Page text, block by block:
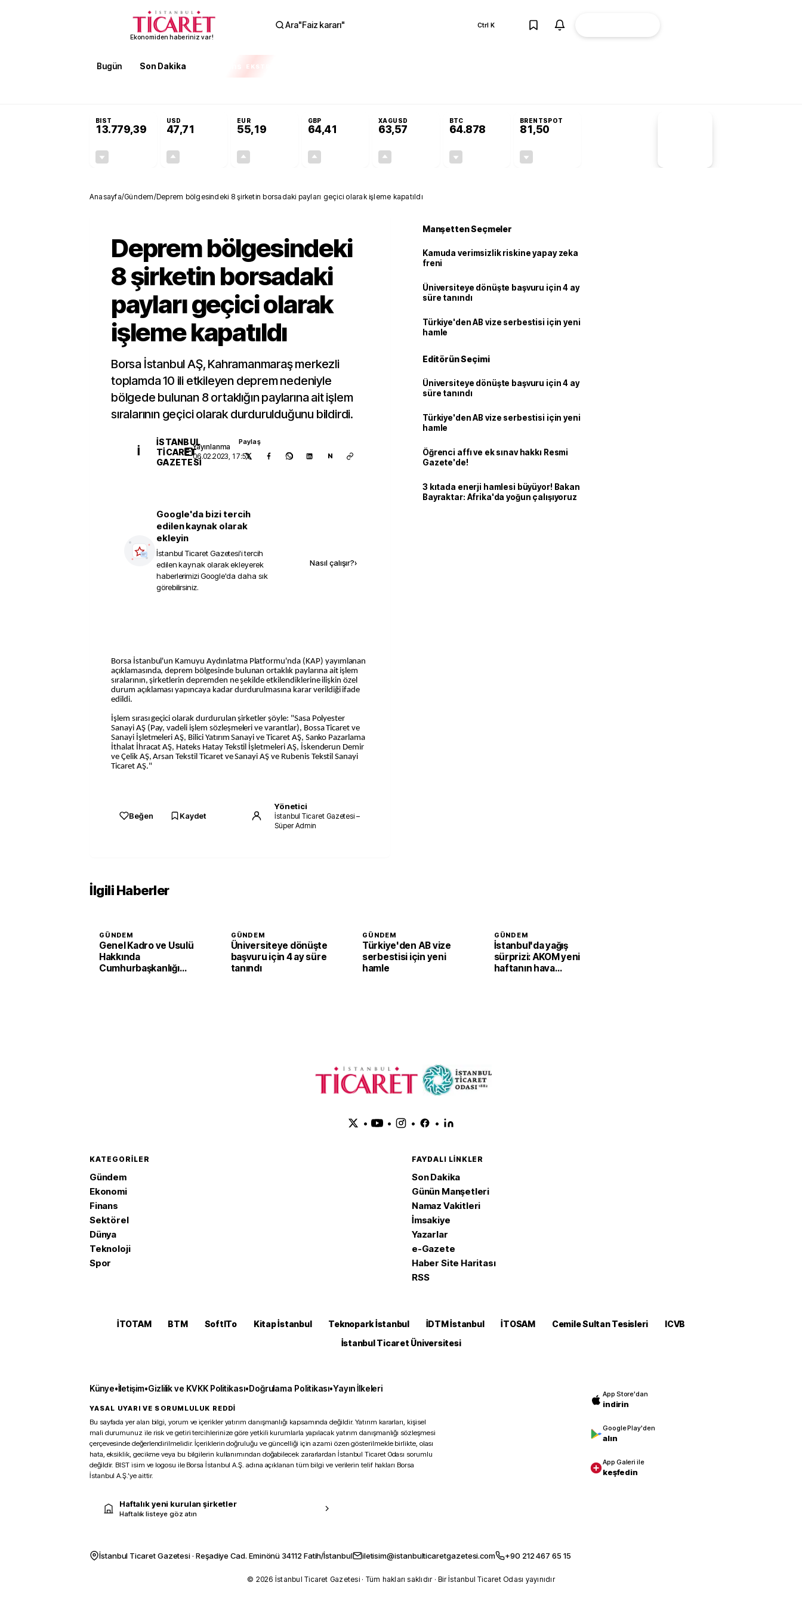
Ekonomiden haberiniz var!
Ara"Faiz kararı" Ctrl K
Bugün Son Dakika EKSTRA
BIST
13.779,39
USD
47,71
EUR
55,19
GBP
64,41
XAGUSD
63,57
BTC
64.878
BRENTSPOT
81,50
Anasayfa/Gündem/Deprem bölgesindeki 8 şirketin borsadaki payları geçici olarak işleme kapatıldı
Deprem bölgesindeki
8 şirketin borsadaki
payları geçici olarak
işleme kapatıldı
Borsa İstanbul AŞ, Kahramanmaraş merkezli
toplamda 10 ili etkileyen deprem nedeniyle
bölgede bulunan 8 ortaklığın paylarına ait işlem
sıralarının geçici olarak durdurulduğunu bildirdi.
İ
İSTANBUL
TICARET
GAZETESI
Yayınlanma
06.02.2023, 17:51
Paylaş
N
Google'da bizi tercih
edilen kaynak olarak
ekleyin
İstanbul Ticaret Gazetesi'i tercih
edilen kaynak olarak ekleyerek
haberlerimizi Google'da daha sık
görebilirsiniz.
Nasıl çalışır?›
Borsa İstanbul'un Kamuyu Aydınlatma Platformu'nda (KAP) yayımlanan
açıklamasında, deprem bölgesinde bulunan ortaklık paylarına ait işlem
sıralarının, şirketlerin depremden ne şekilde etkilendiklerine ilişkin özel
durum açıklaması yapıncaya kadar durdurulmasına karar verildiği ifade
edildi.
İşlem sırası geçici olarak durdurulan şirketler şöyle: "Sasa Polyester
Sanayi AŞ (Pay, vadeli işlem sözleşmeleri ve varantlar), Bossa Ticaret ve
Sanayi İşletmeleri AŞ, Bilici Yatırım Sanayi ve Ticaret AŞ, Sanko Pazarlama
İthalat İhracat AŞ, Hateks Hatay Tekstil İşletmeleri AŞ, İskenderun Demir
ve Çelik AŞ, Arsan Tekstil Ticaret ve Sanayi AŞ ve Rubenis Tekstil Sanayi
Ticaret AŞ."
Beğen Kaydet
Yönetici
İstanbul Ticaret Gazetesi –
Süper Admin
Manşetten Seçmeler
Kamuda verimsizlik riskine yapay zeka
freni
Üniversiteye dönüşte başvuru için 4 ay
süre tanındı
Türkiye'den AB vize serbestisi için yeni
hamle
Editörün Seçimi
Üniversiteye dönüşte başvuru için 4 ay
süre tanındı
Türkiye'den AB vize serbestisi için yeni
hamle
Öğrenci affı ve ek sınav hakkı Resmi
Gazete'de!
3 kıtada enerji hamlesi büyüyor! Bakan
Bayraktar: Afrika'da yoğun çalışıyoruz
İlgili Haberler
GÜNDEM
Genel Kadro ve Usulü
Hakkında
Cumhurbaşkanlığı
GÜNDEM
Üniversiteye dönüşte
başvuru için 4 ay süre
tanındı
GÜNDEM
Türkiye'den AB vize
serbestisi için yeni
hamle
GÜNDEM
İstanbul'da yağış
sürprizi: AKOM yeni
haftanın hava
• • • •
KATEGORILER
Gündem
Ekonomi
Finans
Sektörel
Dünya
Teknoloji
Spor
FAYDALI LINKLER
Son Dakika
Günün Manşetleri
Namaz Vakitleri
İmsakiye
Yazarlar
e-Gazete
Haber Site Haritası
RSS
İTOTAM BTM SoftITo Kitap İstanbul Teknopark İstanbul İDTM İstanbul İTOSAM Cemile Sultan Tesisleri
ICVB
İstanbul Ticaret Üniversitesi
Künye•İletişim•Gizlilik ve KVKK Politikası•Doğrulama Politikası•Yayın İlkeleri
YASAL UYARI VE SORUMLULUK REDDİ
Bu sayfada yer alan bilgi, yorum ve içerikler yatırım danışmanlığı kapsamında değildir. Yatırım kararları, kişisel
mali durumunuz ile risk ve getiri tercihlerinize göre yetkili kurumlarla yapılacak yatırım danışmanlığı sözleşmesi
çerçevesinde değerlendirilmelidir. İçeriklerin doğruluğu ve güncelliği için azami özen gösterilmekle birlikte, olası
hata, eksiklik, gecikme veya bu bilgilerin kullanımından doğabilecek zararlardan İstanbul Ticaret Odası sorumlu
değildir. BIST isim ve logosu ile Borsa İstanbul A.Ş. adına açıklanan tüm bilgi ve verilerin telif hakları Borsa
İstanbul A.Ş.’ye aittir.
Haftalık yeni kurulan şirketler
Haftalık listeye göz atın
App Store'dan
indirin
Google Play'den
alın
App Galeri ile
keşfedin
İstanbul Ticaret Gazetesi · Reşadiye Cad. Eminönü 34112 Fatih/İstanbul iletisim@istanbulticaretgazetesi.com +90 212 467 65 15
© 2026 İstanbul Ticaret Gazetesi · Tüm hakları saklıdır · Bir İstanbul Ticaret Odası yayınıdır